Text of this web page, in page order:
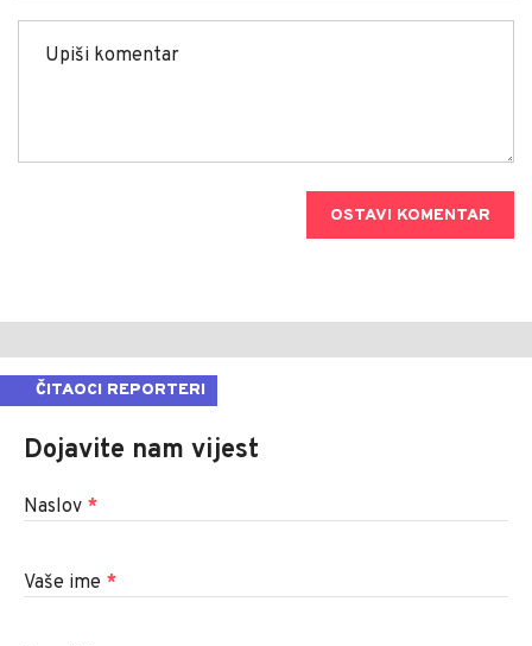
OSTAVI KOMENTAR
ČITAOCI REPORTERI
Dojavite nam vijest
Naslov *
Vaše ime *